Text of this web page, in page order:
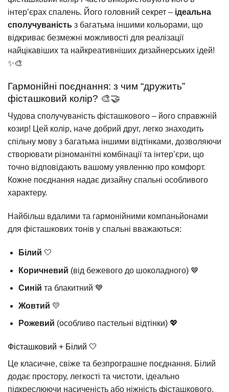
інтер’єрах спалень. Його головний секрет – ідеальна
сполучуваність з багатьма іншими кольорами, що
відкриває безмежні можливості для реалізації
найцікавіших та найкреативніших дизайнерських ідей!
✨🎨
Гармонійні поєднання: з чим “дружить”
фісташковий колір? 🎨🤝
Чудова сполучуваність фісташкового – його справжній
козир! Цей колір, наче добрий друг, легко знаходить
спільну мову з багатьма іншими відтінками, дозволяючи
створювати різноманітні комбінації та інтер’єри, що
точно відповідають вашому уявленню про комфорт.
Кожне поєднання надає дизайну спальні особливого
характеру.
Найбільш вдалими та гармонійними компаньйонами
для фісташкових тонів у спальні вважаються:
Білий 🤍
Коричневий (від бежевого до шоколадного) 🤎
Синій та блакитний 💙
Жовтий 💛
Рожевий (особливо пастельні відтінки) 💖
Фісташковий + Білий 🤍
Це класичне, свіже та безпрограшне поєднання. Білий
додає простору, легкості та чистоти, ідеально
підкреслюючи насиченість або ніжність фісташкового.